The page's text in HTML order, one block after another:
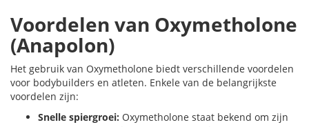
Voordelen van Oxymetholone
(Anapolon)
Het gebruik van Oxymetholone biedt verschillende voordelen
voor bodybuilders en atleten. Enkele van de belangrijkste
voordelen zijn:
Snelle spiergroei: Oxymetholone staat bekend om zijn